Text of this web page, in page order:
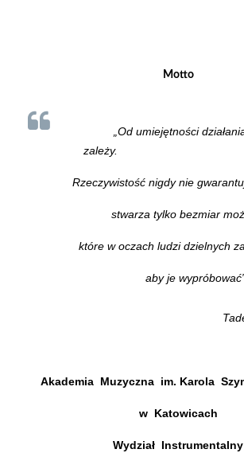
Motto
„Od umiejętności
Rzeczywistość nigdy nie
stwarza tylko bezmiar
które w oczach ludzi dzielnych
aby je
Tadeusz
Akademia Muzyczna im. Karola
w Katowicach
Wydział Instrumentalny